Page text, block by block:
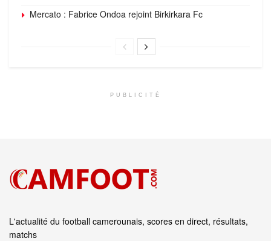
Mercato : Fabrice Ondoa rejoint Birkirkara Fc
PUBLICITÉ
L'actualité du football camerounais, scores en direct, résultats,
matchs